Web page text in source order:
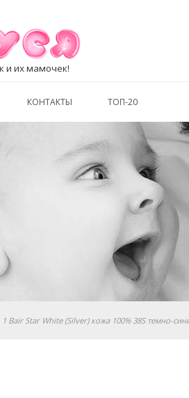
и их мамочек!
КОНТАКТЫ ТОП-20
1 Bair Star White (Silver) кожа 100% 38S темно-